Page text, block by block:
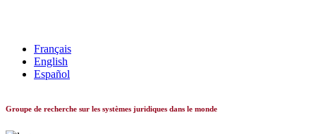
Français
English
Español
Groupe de recherche sur les systèmes juridiques dans le monde